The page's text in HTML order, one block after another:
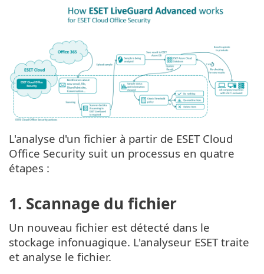
L'analyse d'un fichier à partir de ESET Cloud
Office Security suit un processus en quatre
étapes :
1. Scannage du fichier
Un nouveau fichier est détecté dans le
stockage infonuagique. L'analyseur ESET traite
et analyse le fichier.